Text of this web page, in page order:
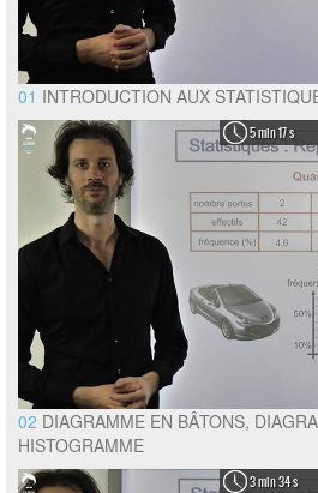
01 INTRODUCTION AUX
5 min 17 s
02 DIAGRAMME EN BÂTONS,
HISTOGRAMME
3 min 34 s